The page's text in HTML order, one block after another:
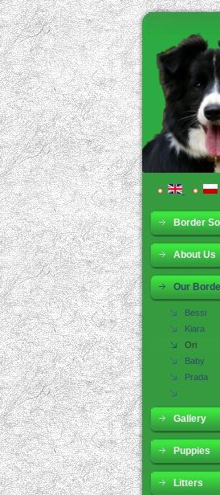
Border
About Us
Our
Bessi
Kiara
Ori
Baby
Prada
Gallery
Puppies
Litters